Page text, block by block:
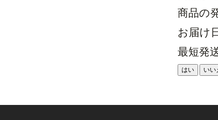
商品の
お届け
最短発
はい いい